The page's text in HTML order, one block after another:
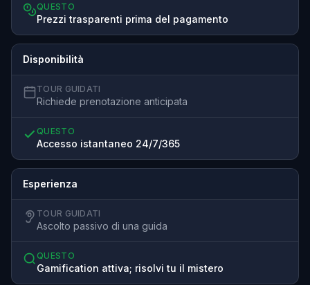
QUESTO
Prezzi trasparenti prima del pagamento
Disponibilità
TOUR GUIDATI
Richiede prenotazione anticipata
QUESTO
Accesso istantaneo 24/7/365
Esperienza
TOUR GUIDATI
Ascolto passivo di una guida
QUESTO
Gamification attiva; risolvi tu il mistero